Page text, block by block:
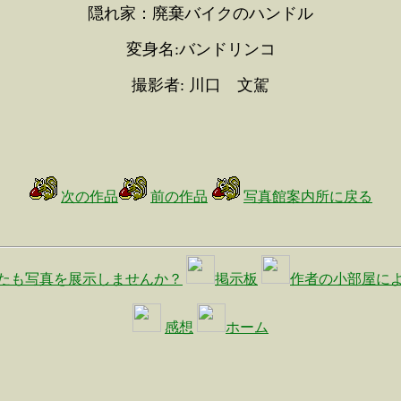
隠れ家：廃棄バイクのハンドル
変身名:バンドリンコ
撮影者: 川口 文駕
次の作品 前の作品 写真館案内所に戻る
も写真を展示しませんか？ 掲示板 作者の小部屋に
感想 ホーム